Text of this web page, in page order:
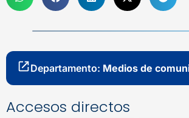
Departamento: Medios de
Accesos directos